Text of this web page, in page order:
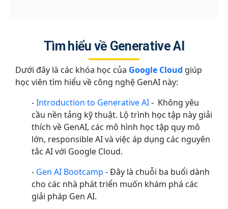
Tìm hiểu về Generative AI
Dưới đây là các khóa học của Google Cloud giúp
học viên tìm hiểu về công nghệ GenAI này:
-Introduction to Generative AI- Không yêu
cầu nền tảng kỹ thuật. Lộ trình học tập này giải
thích về GenAI, các mô hình học tập quy mô
lớn, responsible AI và việc áp dụng các nguyên
tắc AI với Google Cloud.
- Gen AI Bootcamp - Đây là chuỗi ba buổi dành
cho các nhà phát triển muốn khám phá các
giải pháp Gen AI.